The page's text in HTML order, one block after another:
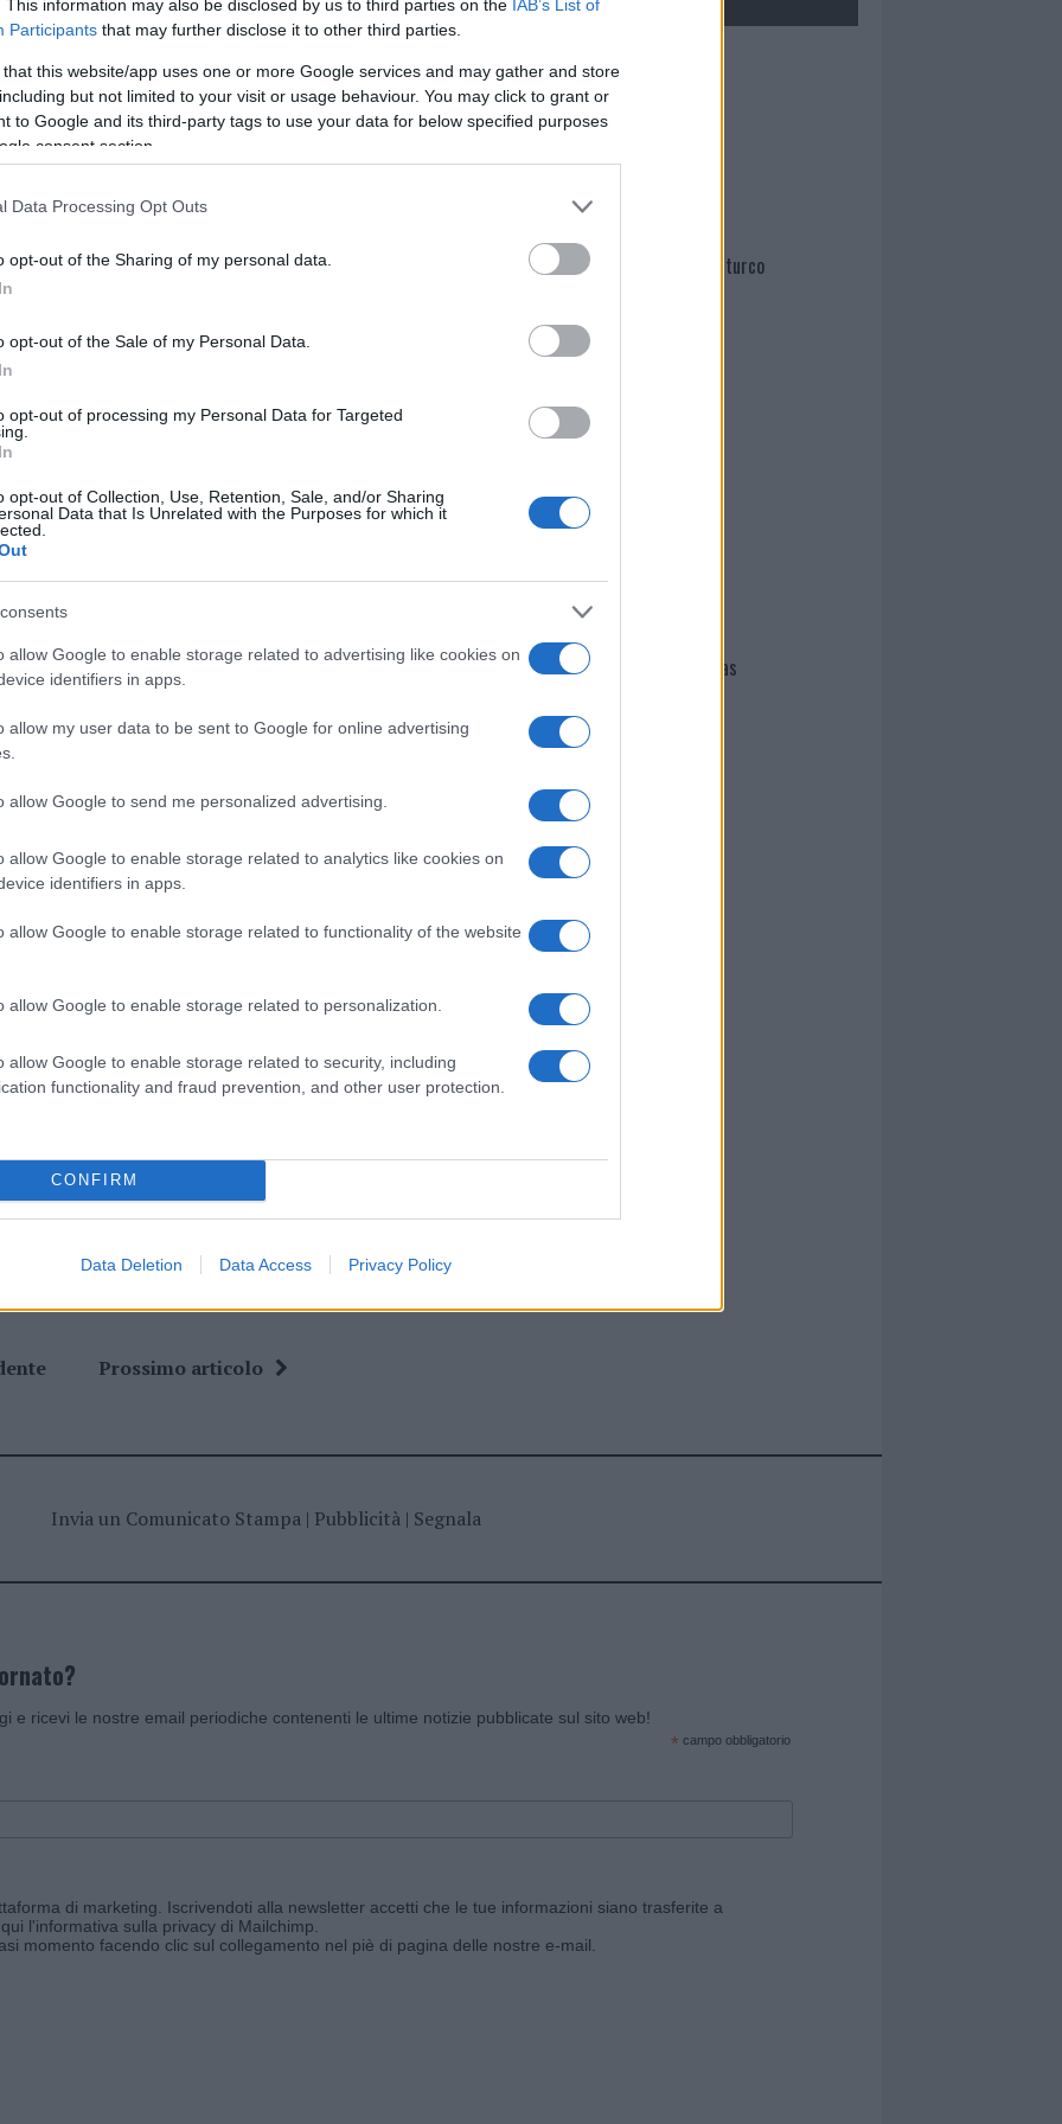
This information may also be disclosed by us to third parties on the IAB’s List of
Participants that may further disclose it to other third parties.
that this website/app uses one or more Google services and may gather and store
but not limited to your visit or usage behaviour. You may click to grant or
to Google and its third-party tags to use your data for below specified purposes
consent section.
Data Processing Opt Outs
opt-out of the Sharing of my personal data.
opt-out of the Sale of my Personal Data.
opt-out of processing my Personal Data for Targeted
opt-out of Collection, Use, Retention, Sale, and/or Sharing
Data that Is Unrelated with the Purposes for which it
allow Google to enable storage related to advertising like cookies on
identifiers in apps.
allow my user data to be sent to Google for online advertising
allow Google to send me personalized advertising.
allow Google to enable storage related to analytics like cookies on
identifiers in apps.
allow Google to enable storage related to functionality of the website
allow Google to enable storage related to personalization.
allow Google to enable storage related to security, including
functionality and fraud prevention, and other user protection.
CONFIRM
Data Deletion Data Access Privacy Policy
modella maddalenina per la statua
della statua. Ora si trova a
di inaugurazione. Spetterà alla
per la celebrazione delle vittime e la
del Trieste.
nella sezione
Schifo Palau Nave Orione
Nave Tavolara
di GalluraOggi.it
i tuoi video e le tue foto
+39 345 356 7512
news da
Prossimo articolo
Mario Malu
Paolo Pinna
Martina Agostina Diturco
Giovannimaria Cabras
Invia un Comunicato Stampa| Pubblicità| Segnala
e ricevi le nostre email periodiche contenenti le ultime notizie pubblicate sul sito web!
* campo obbligatorio
di marketing. Iscrivendoti alla newsletter accetti che le tue informazioni siano trasferite a
l'informativa sulla privacy di Mailchimp
momento facendo clic sul collegamento nel piè di pagina delle nostre e-mail.